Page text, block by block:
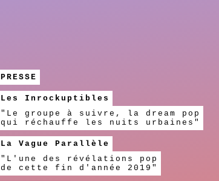
PRESSE
Les Inrockuptibles
"Le groupe à suivre, la dream pop
qui réchauffe les nuits urbaines"
La Vague Parallèle
"L'une des révélations pop
de cette fin d'année 2019"